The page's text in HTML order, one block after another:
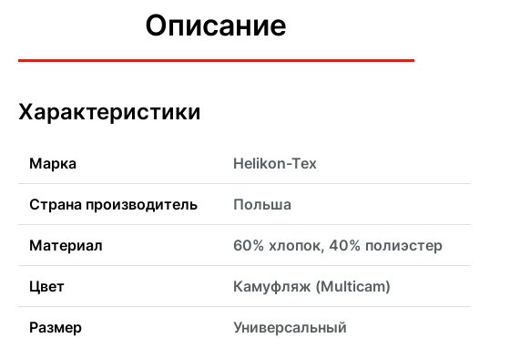
Описание
Характеристики
Марка Helikon-Tex
Страна производитель Польша
Материал 60% хлопок, 40% полиэстер
Цвет Камуфляж (Multicam)
Размер Универсальный